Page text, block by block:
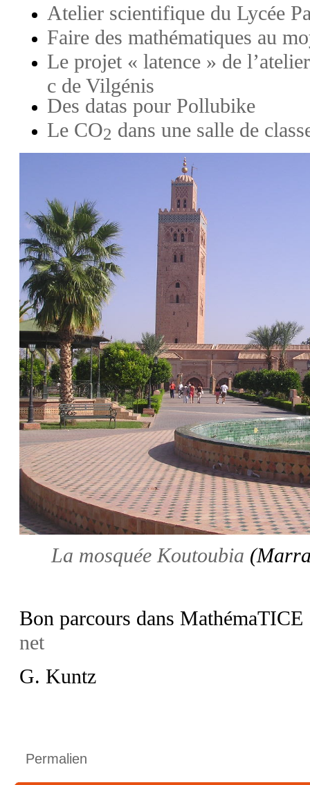
Atelier scientifique du Lycée
Faire des mathématiques au
Le projet « latence » de
c de Vilgénis
Des datas pour Pollubike
Le CO2 dans une salle de
La mosquée Koutoubia
Bon parcours dans
net
G. Kuntz
Permalien